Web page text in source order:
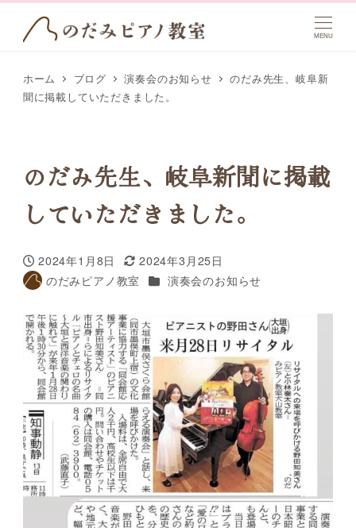
MENU
ホーム ブログ 演奏会のお知らせ
のだみ先生、岐阜新
聞に掲載していただきました。
のだみ先生、岐阜新聞に掲載
していただきました。
投稿日
2024年1月8日
更新日
2024年3月25日
著
のだみピアノ教室 カテゴリー
演奏会のお知らせ